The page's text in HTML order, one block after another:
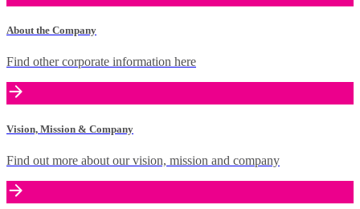
About the Company
Find other corporate information here
Vision, Mission & Company
Find out more about our vision, mission and company